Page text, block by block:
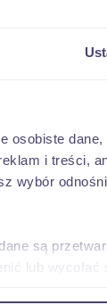
osobiste
i treści,
wybór
są
lub wycofać